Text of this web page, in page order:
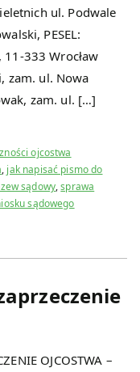
ul. Podwale
PESEL:
333 Wrocław
zam. ul. Nowa
zam. ul. […]
ojcostwa
, jak napisać pismo do
sądowy,sprawa
sądowego
OJCOSTWA –